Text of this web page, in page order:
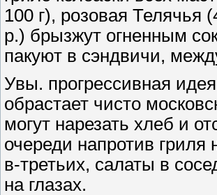
100 г), розовая
р.) брызжут огненным
пакуют в сэндвичи,
Увы. прогрессивная
обрастает чисто
могут нарезать хлеб и
очереди напротив
в-третьих, салаты в
на глазах.